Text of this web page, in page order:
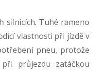
silnicích. Tuhé rameno
vlastnosti při jízdě v
pneu, protože
průjezdu zatáčkou